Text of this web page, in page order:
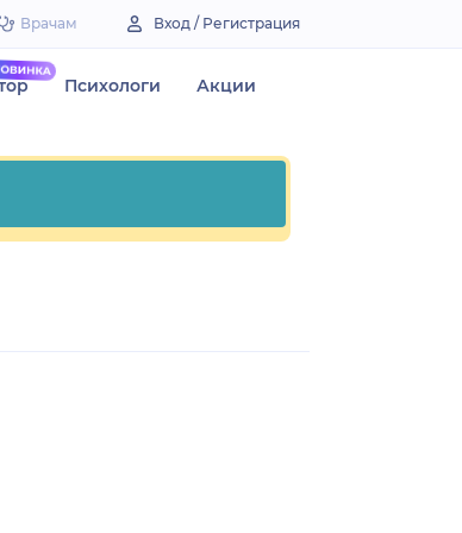
Врачам Вход / Регистрация
Психологи Акции